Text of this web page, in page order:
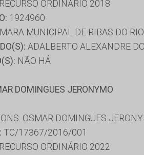
RECURSO ORDINÁRIO 2018
1924960
MUNICIPAL DE RIBAS DO
ADALBERTO ALEXANDRE
NÃO HÁ
DOMINGUES JERONYMO
OSMAR DOMINGUES
TC/17367/2016/001
RECURSO ORDINÁRIO 2022